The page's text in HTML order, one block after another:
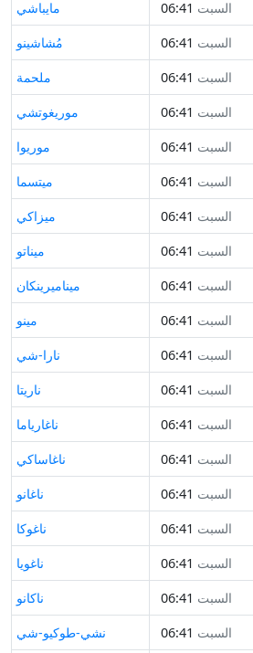
مايباشي السبت 06:41
مُشاشينو
السبت 06:41
ملحمة
السبت 06:41
موريغوتشي
السبت 06:41
موريوا
السبت 06:41
ميتسما
السبت 06:41
ميزاكي
السبت 06:41
ميناتو
السبت 06:41
ميناميرينكان
السبت 06:41
مينو
السبت 06:41
نارا-شي
السبت 06:41
ناريتا
السبت 06:41
ناغارياما
السبت 06:41
ناغاساكي
السبت 06:41
ناغانو
السبت 06:41
ناغوكا
السبت 06:41
ناغويا
السبت 06:41
ناكانو
السبت 06:41
نشي-طوكيو-شي
السبت 06:41